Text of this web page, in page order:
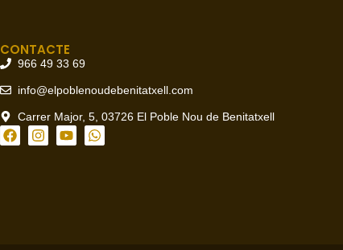
CONTACTE
966 49 33 69
info@elpoblenoudebenitatxell.com
Carrer Major, 5, 03726 El Poble Nou de Benitatxell